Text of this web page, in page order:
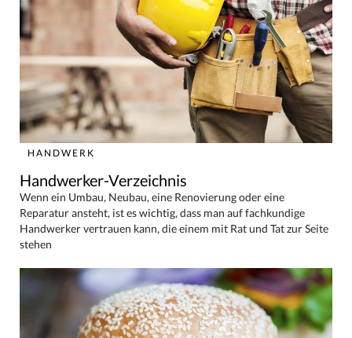
HANDWERK
Handwerker-Verzeichnis
Wenn ein Umbau, Neubau, eine Renovierung oder eine
Reparatur ansteht, ist es wichtig, dass man auf fachkundige
Handwerker vertrauen kann, die einem mit Rat und Tat zur Seite
stehen